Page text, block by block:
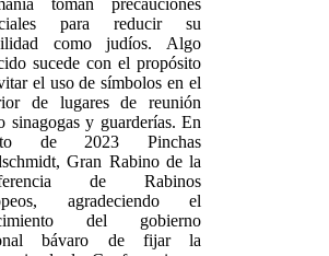
toman precauciones
para reducir su
como judíos. Algo
sucede con el propósito
el uso de símbolos en el
de lugares de reunión
sinagogas y guarderías. En
de 2023 Pinchas
Gran Rabino de la
de Rabinos
agradeciendo el
del gobierno
bávaro de fijar la